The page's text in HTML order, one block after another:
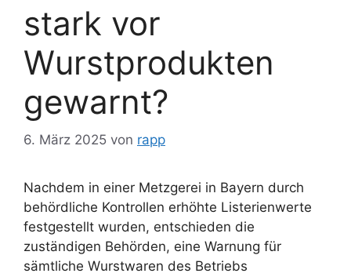
stark vor
Wurstprodukten
gewarnt?
6. März 2025 von rapp
Nachdem in einer Metzgerei in Bayern durch
behördliche Kontrollen erhöhte Listerienwerte
festgestellt wurden, entschieden die
zuständigen Behörden, eine Warnung für
sämtliche Wurstwaren des Betriebs